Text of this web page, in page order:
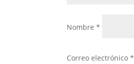
Nombre*
Correo electrónico*